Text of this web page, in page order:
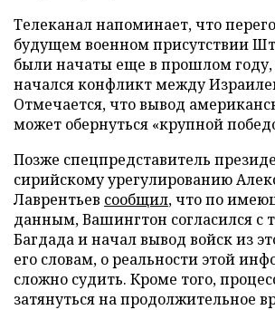
Телеканал напоминает, что
будущем военном присутствии
были начаты еще в прошлом году,
начался конфликт между
Отмечается, что вывод
может обернуться «крупной
Позже спецпредставитель
сирийскому урегулированию
Лаврентьев сообщил, что по
данным, Вашингтон согласился с
Багдада и начал вывод войск из
его словам, о реальности этой
сложно судить. Кроме того,
затянуться на продолжительное